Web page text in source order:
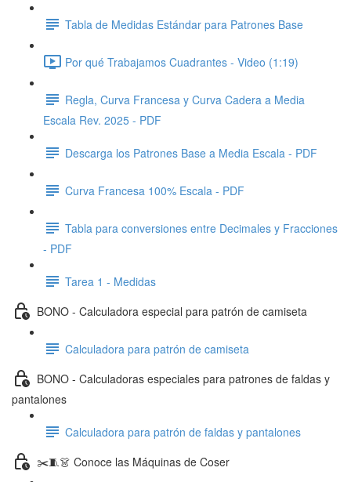
Tabla de Medidas Estándar para Patrones Base
Por qué Trabajamos Cuadrantes - Video (1:19)
Regla, Curva Francesa y Curva Cadera a Media
Escala Rev. 2025 - PDF
Descarga los Patrones Base a Media Escala - PDF
Curva Francesa 100% Escala - PDF
Tabla para conversiones entre Decimales y Fracciones
- PDF
Tarea 1 - Medidas
BONO - Calculadora especial para patrón de camiseta
Calculadora para patrón de camiseta
BONO - Calculadoras especiales para patrones de faldas y
pantalones
Calculadora para patrón de faldas y pantalones
✂️🧵👗 Conoce las Máquinas de Coser